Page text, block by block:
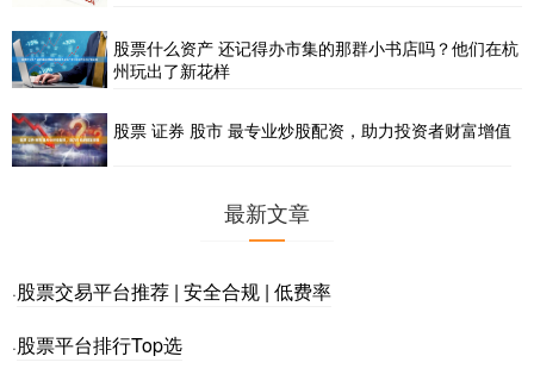
股票什么资产 还记得办市集的那群小书店吗？他们在杭
州玩出了新花样
股票 证券 股市 最专业炒股配资，助力投资者财富增值
最新文章
·股票交易平台推荐 | 安全合规 | 低费率
·股票平台排行Top选